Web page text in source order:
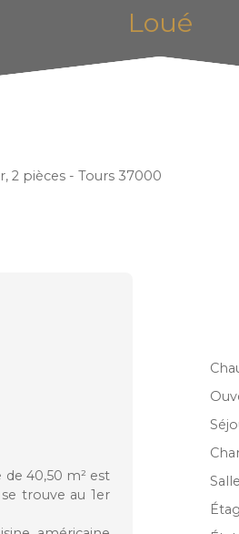
Loué
2 pièces - Tours 37000
40,50 m² est
trouve au 1er